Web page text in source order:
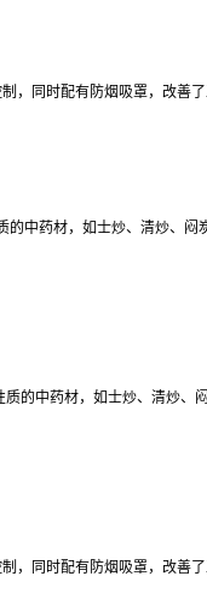
同时配有防烟吸罩，改善
中药材，如士炒、清炒、闷
的中药材，如士炒、清炒
同时配有防烟吸罩，改善